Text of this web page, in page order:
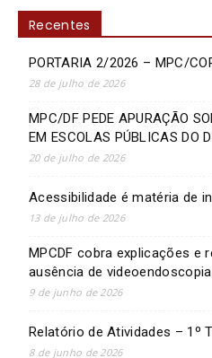
Recentes
PORTARIA 2/2026 – MPC/
28 de julho de 2026
MPC/DF PEDE APURAÇÃO
EM ESCOLAS PÚBLICAS DO
20 de julho de 2026
Acessibilidade é matéria de
13 de julho de 2026
MPCDF cobra explicações e
ausência de
9 de junho de 2026
Relatório de Atividades – 1º
8 de junho de 2026